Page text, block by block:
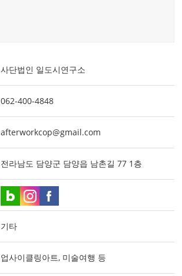
사단법인 일도시연구소
062-400-4848
afterworkcop@gmail.com
전라남도 담양군 담양읍 남촌길 77 1층
기타
업사이클링아트, 미술여행 등